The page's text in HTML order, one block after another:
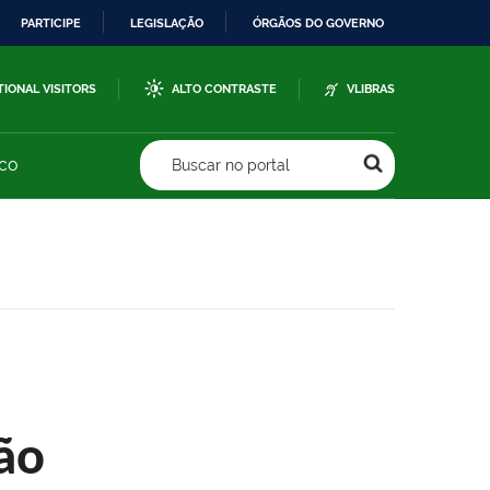
PARTICIPE LEGISLAÇÃO ÓRGÃOS DO GOVERNO
VISITORS ALTO CONTRASTE VLIBRAS
Buscar no portal